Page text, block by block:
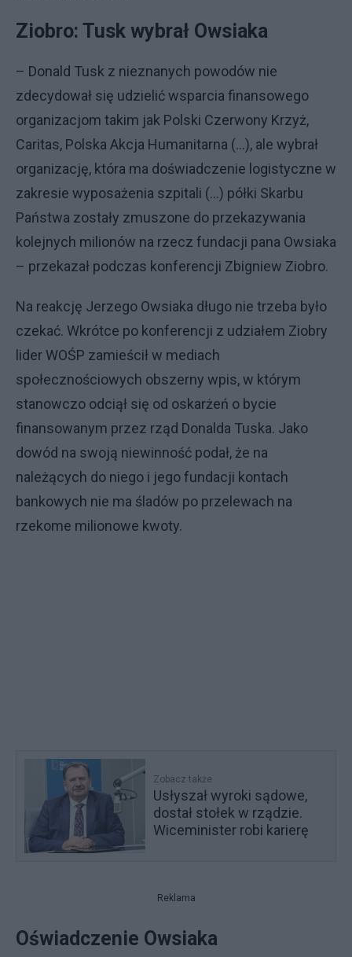
Ziobro: Tusk wybrał Owsiaka
– Donald Tusk z nieznanych powodów nie
zdecydował się udzielić wsparcia finansowego
organizacjom takim jak Polski Czerwony Krzyż,
Caritas, Polska Akcja Humanitarna (...), ale wybrał
organizację, która ma doświadczenie logistyczne w
zakresie wyposażenia szpitali (...) półki Skarbu
Państwa zostały zmuszone do przekazywania
kolejnych milionów na rzecz fundacji pana Owsiaka
– przekazał podczas konferencji Zbigniew Ziobro.
Na reakcję Jerzego Owsiaka długo nie trzeba było
czekać. Wkrótce po konferencji z udziałem Ziobry
lider WOŚP zamieścił w mediach
społecznościowych obszerny wpis, w którym
stanowczo odciął się od oskarżeń o bycie
finansowanym przez rząd Donalda Tuska. Jako
dowód na swoją niewinność podał, że na
należących do niego i jego fundacji kontach
bankowych nie ma śladów po przelewach na
rzekome milionowe kwoty.
Zobacz także
Usłyszał wyroki sądowe,
dostał stołek w rządzie.
Wiceminister robi karierę
Reklama
Oświadczenie Owsiaka